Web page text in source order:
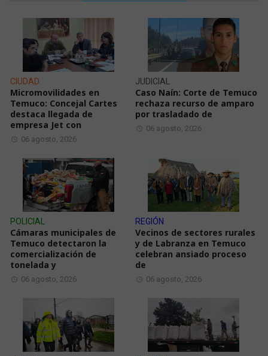
CIUDAD
Micromovilidades en
Temuco: Concejal Cartes
destaca llegada de
empresa Jet con
06 agosto, 2026
JUDICIAL
Caso Naín: Corte de Temuco
rechaza recurso de amparo
por trasladado de
06 agosto, 2026
POLICIAL
Cámaras municipales de
Temuco detectaron la
comercialización de
tonelada y
06 agosto, 2026
REGIÓN
Vecinos de sectores rurales
y de Labranza en Temuco
celebran ansiado proceso
de
06 agosto, 2026